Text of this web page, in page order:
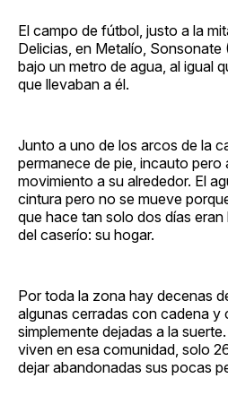
El campo de fútbol, justo a la
Delicias, en Metalío, Sonsonate
bajo un metro de agua, al igual
que llevaban a él.
Junto a uno de los arcos de la
permanece de pie, incauto
movimiento a su alrededor. El
cintura pero no se mueve
que hace tan solo dos días
del caserío: su hogar.
Por toda la zona hay decenas
algunas cerradas con cadena y
simplemente dejadas a la
viven en esa comunidad, solo
dejar abandonadas sus pocas